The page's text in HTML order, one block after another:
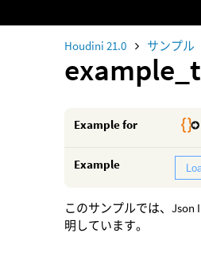
Houdini 21.0 サンプル
Example for
Example
このサンプルでは、
明しています。